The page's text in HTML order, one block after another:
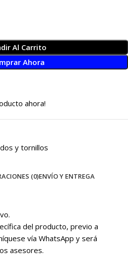
Al Carrito
Ahora
ahora!
y tornillos
(0)ENVÍO Y ENTREGA
del producto, previo a
vía WhatsApp y será
asesores.